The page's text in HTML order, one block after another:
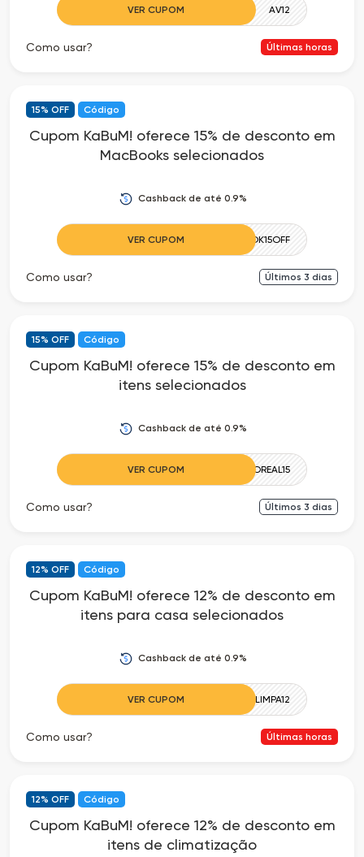
VER CUPOM AV12
Como usar? Últimas horas
15% OFF Código
Cupom KaBuM! oferece 15% de desconto em
MacBooks selecionados
Cashback de até 0.9%
VER CUPOM MACBOOK15OFF
Como usar? Últimos 3 dias
15% OFF Código
Cupom KaBuM! oferece 15% de desconto em
itens selecionados
Cashback de até 0.9%
VER CUPOM VEMDEBOREAL15
Como usar? Últimos 3 dias
12% OFF Código
Cupom KaBuM! oferece 12% de desconto em
itens para casa selecionados
Cashback de até 0.9%
VER CUPOM CASALIMPA12
Como usar? Últimas horas
12% OFF Código
Cupom KaBuM! oferece 12% de desconto em
itens de climatização